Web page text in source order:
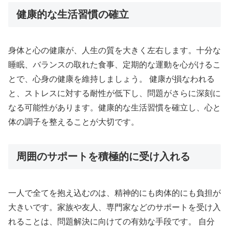
健康的な生活習慣の確立
身体と心の健康が、人生の質を大きく左右します。十分な
睡眠、バランスの取れた食事、定期的な運動を心がけるこ
とで、心身の健康を維持しましょう。 健康が損なわれる
と、ストレスに対する耐性が低下し、問題がさらに深刻に
なる可能性があります。健康的な生活習慣を確立し、心と
体の調子を整えることが大切です。
周囲のサポートを積極的に受け入れる
一人で全てを抱え込むのは、精神的にも肉体的にも負担が
大きいです。家族や友人、専門家などのサポートを受け入
れることは、問題解決に向けての有効な手段です。 自分